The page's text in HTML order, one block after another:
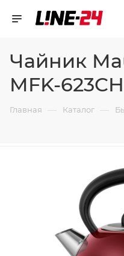
Чайник
MFK-623CH
Главная — Каталог —